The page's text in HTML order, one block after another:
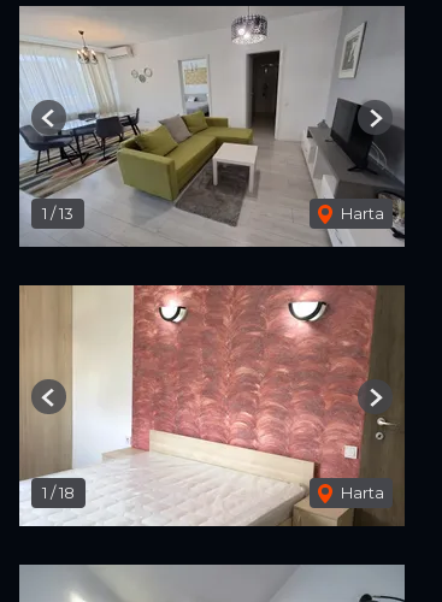
1 /13 Harta
Previous Next
1 /18 Harta
Previous Next